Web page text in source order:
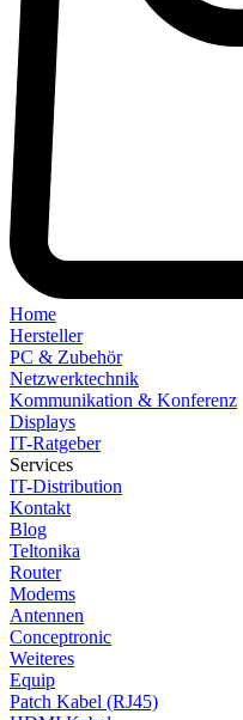
Home
Hersteller
PC & Zubehör
Netzwerktechnik
Kommunikation & Konferenz
Displays
IT-Ratgeber
Services
IT-Distribution
Kontakt
Blog
Teltonika
Router
Modems
Antennen
Conceptronic
Weiteres
Equip
Patch Kabel (RJ45)